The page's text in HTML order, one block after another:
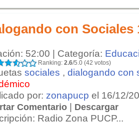
con Sociales
52:00 | Categoría:
Ranking: 2.6/5.0 (42 votos)
sociales , dialogando con
por: zonapucp el 16/12/
Comentario | Descargar
Radio Zona PUCP...